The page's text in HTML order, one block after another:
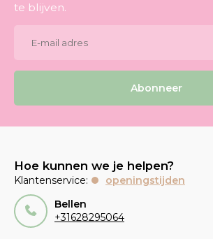
te blijven.
Abonneer
Hoe kunnen we je helpen?
Klantenservice:
openingstijden
Bellen
+31628295064